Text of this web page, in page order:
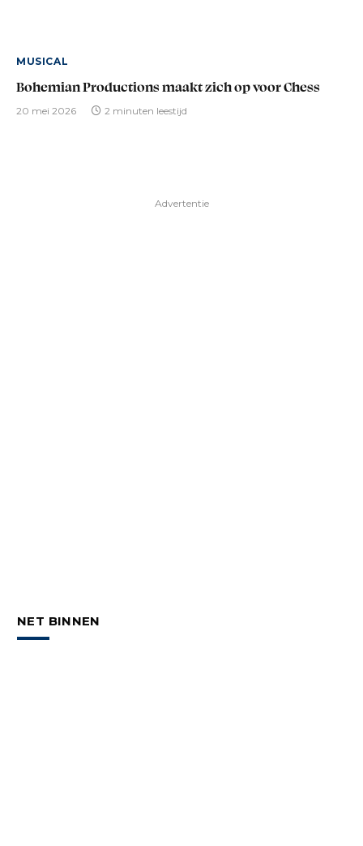
MUSICAL
Bohemian Productions maakt zich op voor Chess
20 mei 2026 2 minuten leestijd
Advertentie
NET BINNEN